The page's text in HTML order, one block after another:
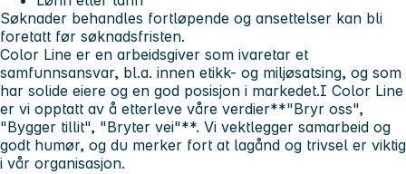
Søknader behandles fortløpende og ansettelser kan bli
foretatt før søknadsfristen.
Color Line er en arbeidsgiver som ivaretar et
samfunnsansvar, bl.a. innen etikk- og miljøsatsing, og som
har solide eiere og en god posisjon i markedet.I Color Line
er vi opptatt av å etterleve våre verdier**"Bryr oss",
"Bygger tillit", "Bryter vei"**. Vi vektlegger samarbeid og
godt humør, og du merker fort at lagånd og trivsel er viktig
i vår organisasjon.